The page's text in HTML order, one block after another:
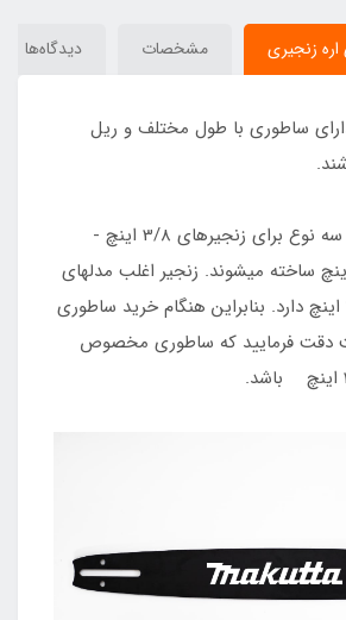
زنجیری مشخصات دیدگاه‌ها
ساطوری با طول مختلف و ریل
ساطوریها عمدتا در سه نوع برای زنجیرهای 3/8 اینچ -
اینچ - 404. اینچ ساخته میشوند. زنجیر اغلب مدلهای
اره شارژی گام 3/8 اینچ دارد. بنابراین هنگام خرید ساطوری
40 سانت دقت فرمایید که ساطوری مخصوص